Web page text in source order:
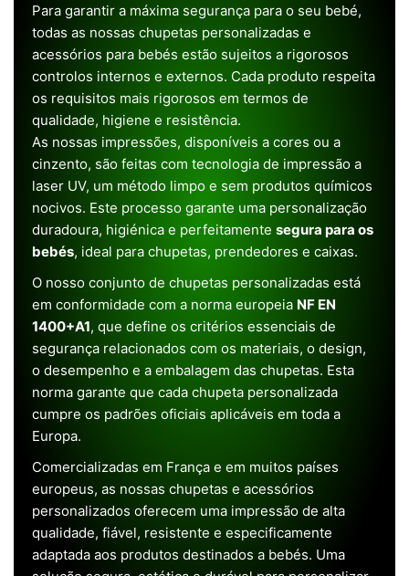
Para garantir a máxima segurança para o seu bebé,
todas as nossas chupetas personalizadas e
acessórios para bebés estão sujeitos a rigorosos
controlos internos e externos. Cada produto respeita
os requisitos mais rigorosos em termos de
qualidade, higiene e resistência.
As nossas impressões, disponíveis a cores ou a
cinzento, são feitas com tecnologia de impressão a
laser UV, um método limpo e sem produtos químicos
nocivos. Este processo garante uma personalização
duradoura, higiénica e perfeitamente segura para os
bebés, ideal para chupetas, prendedores e caixas.
O nosso conjunto de chupetas personalizadas está
em conformidade com a norma europeia NF EN
1400+A1, que define os critérios essenciais de
segurança relacionados com os materiais, o design,
o desempenho e a embalagem das chupetas. Esta
norma garante que cada chupeta personalizada
cumpre os padrões oficiais aplicáveis em toda a
Europa.
Comercializadas em França e em muitos países
europeus, as nossas chupetas e acessórios
personalizados oferecem uma impressão de alta
qualidade, fiável, resistente e especificamente
adaptada aos produtos destinados a bebés. Uma